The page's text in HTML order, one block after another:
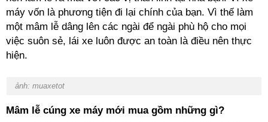
máy vốn là phương tiện đi lại chính của bạn. Vì thế làm
một mâm lễ dâng lên các ngài để ngài phù hộ cho mọi
việc suôn sẻ, lái xe luôn được an toàn là điều nên thực
hiện.
ảnh: muaxetot
Mâm lễ cúng xe máy mới mua gồm những gì?